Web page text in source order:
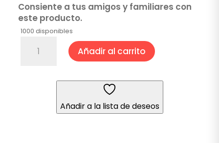
Consiente a tus amigos y familiares con
este producto.
1000 disponibles
Francesa
Añadir al carrito
Añadir a la lista de deseos